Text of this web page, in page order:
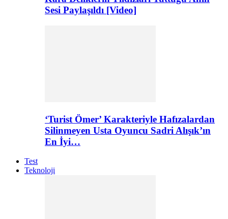
Sesi Paylaşıldı [Video]
‘Turist Ömer’ Karakteriyle Hafızalardan
Silinmeyen Usta Oyuncu Sadri Alışık’ın
En İyi…
Test
Teknoloji